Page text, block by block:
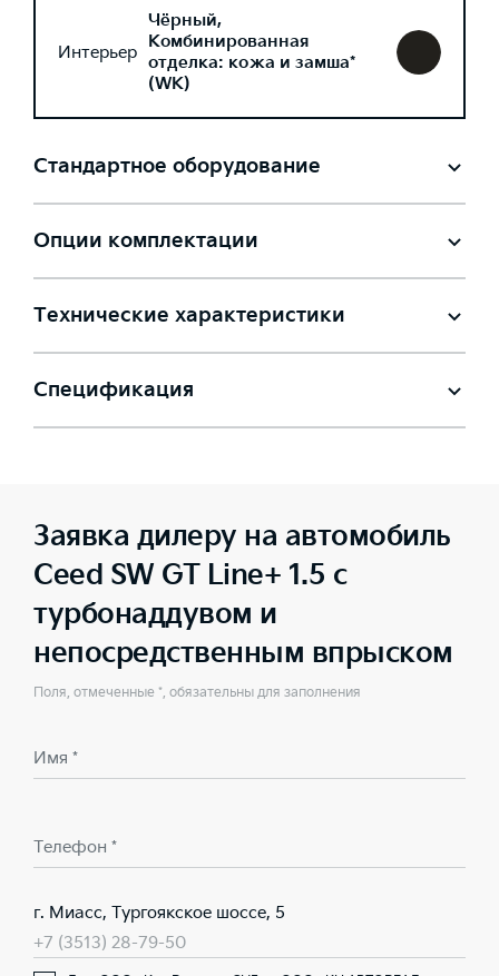
Интерьер
Чёрный,
Комбинированная
отделка: кожа и замша*
(WK)
Стандартное оборудование
Опции комплектации
Технические характеристики
Спецификация
Заявка дилеру на автомобиль
Ceed SW GT Line+ 1.5 с
турбонаддувом и
непосредственным впрыском
Поля, отмеченные *, обязательны для заполнения
Имя *
Телефон *
г. Миасс, Тургоякское шоссе, 5
+7 (3513) 28-79-50